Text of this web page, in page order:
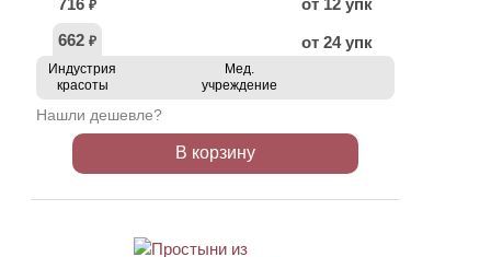
716 ₽
от 12 упк
662 ₽ от 24 упк
Индустрия
красоты
Мед.
учреждение
Нашли дешевле?
В корзину